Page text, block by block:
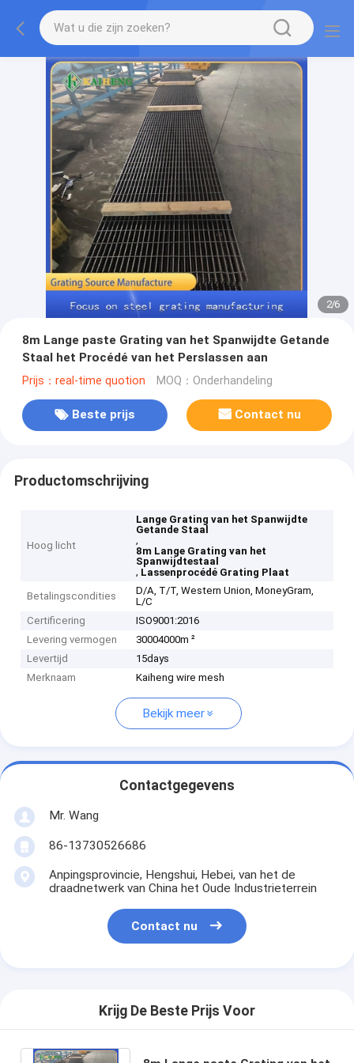
2/6
8m Lange paste Grating van het Spanwijdte Getande
Staal het Procédé van het Perslassen aan
Prijs：real-time quotion MOQ：Onderhandeling
Beste prijs Contact nu
Productomschrijving
Hoog licht
Lange Grating van het Spanwijdte
Getande Staal
,
8m Lange Grating van het
Spanwijdtestaal
, Lassenprocédé Grating Plaat
Betalingscondities
D/A, T/T, Western Union, MoneyGram,
L/C
Certificering
ISO9001:2016
Levering vermogen
30004000m ²
Levertijd
15days
Merknaam
Kaiheng wire mesh
Bekijk meer
Contactgegevens
Mr. Wang
86-13730526686
Anpingsprovincie, Hengshui, Hebei, van het de
draadnetwerk van China het Oude Industrieterrein
Contact nu
Krijg De Beste Prijs Voor